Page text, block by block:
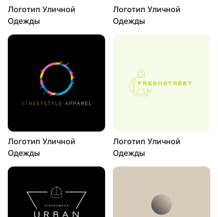
Логотип Уличной
Одежды
Логотип Уличной
Одежды
Логотип Уличной
Одежды
Логотип Уличной
Одежды